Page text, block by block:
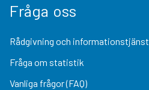
Fråga oss
Rådgivning och informationstjänst
Fråga om statistik
Vanliga frågor (FAQ)